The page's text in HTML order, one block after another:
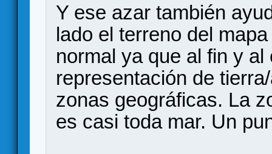
Y ese azar también
lado el terreno del
normal ya que al fin y
representación de
zonas geográficas. La
es casi toda mar. Un